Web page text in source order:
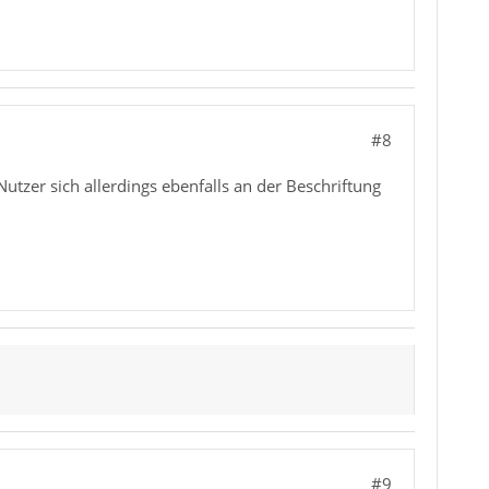
#8
sich allerdings ebenfalls an der Beschriftung
#9